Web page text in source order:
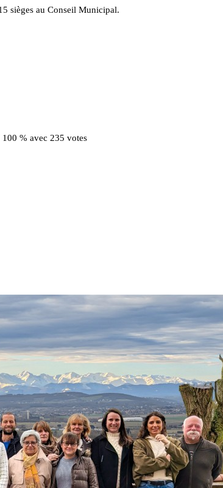
sièges au Conseil Municipal.
% avec 235 votes